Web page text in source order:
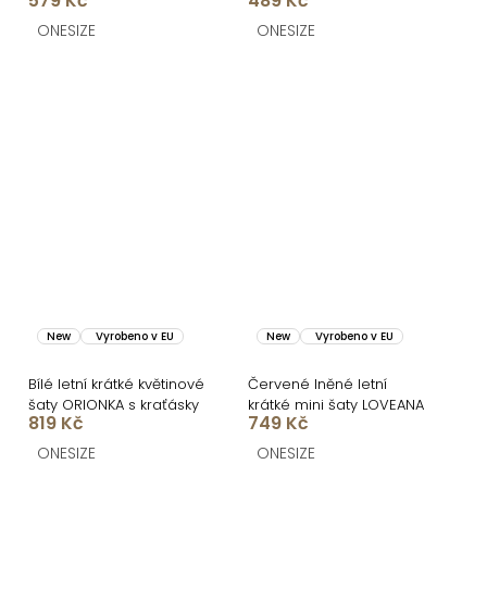
ONESIZE ONESIZE
New Vyrobeno v EU
Bílé letní krátké květinové
šaty ORIONKA s kraťásky
819 Kč
ONESIZE
New Vyrobeno v EU
Červené lněné letní
krátké mini šaty LOVEANA
749 Kč
ONESIZE